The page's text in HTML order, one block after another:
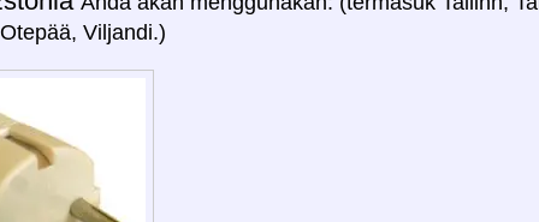
Viljandi.)